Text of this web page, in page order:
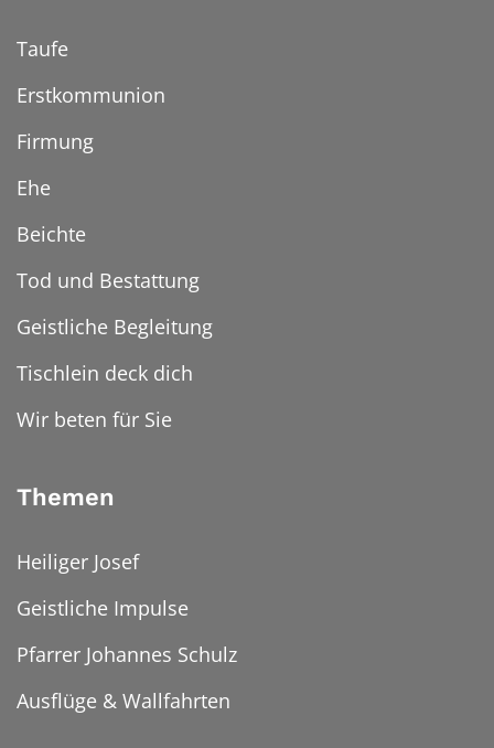
Taufe
Erstkommunion
Firmung
Ehe
Beichte
Tod und Bestattung
Geistliche Begleitung
Tischlein deck dich
Wir beten für Sie
Themen
Heiliger Josef
Geistliche Impulse
Pfarrer Johannes Schulz
Ausflüge & Wallfahrten